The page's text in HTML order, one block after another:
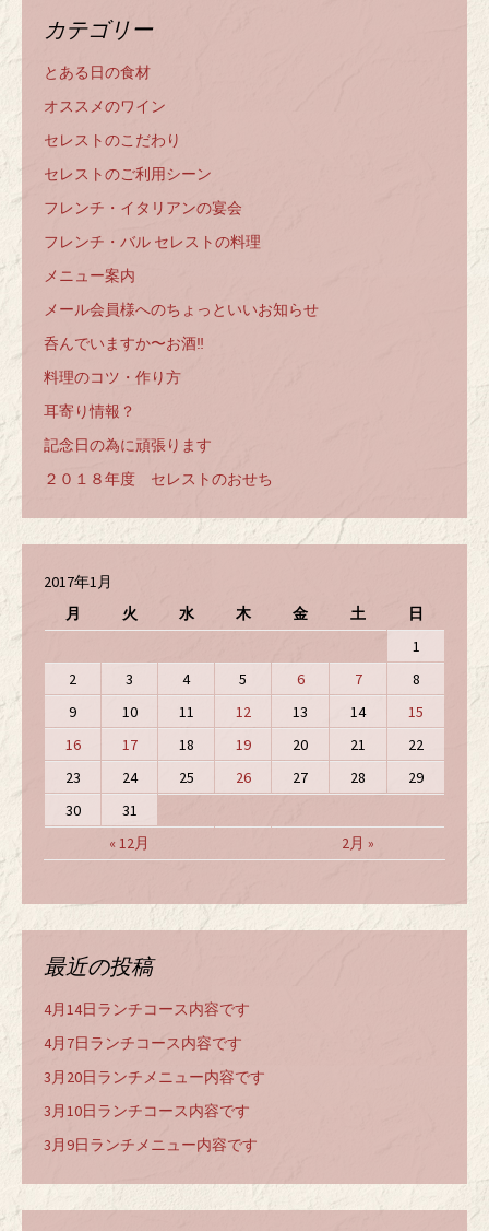
カテゴリー
とある日の食材
オススメのワイン
セレストのこだわり
セレストのご利用シーン
フレンチ・イタリアンの宴会
フレンチ・バル セレストの料理
メニュー案内
メール会員様へのちょっといいお知らせ
呑んでいますか〜お酒‼️
料理のコツ・作り方
耳寄り情報？
記念日の為に頑張ります
２０１８年度 セレストのおせち
2017年1月
月
火 水 木 金 土 日
« 12月 2月 »
1
2
3 4 5 6 7
8
9
10 11 12 13 14
15
16
17 18 19 20 21
22
23
24 25 26 27 28
29
30
31
最近の投稿
4月14日ランチコース内容です
4月7日ランチコース内容です
3月20日ランチメニュー内容です
3月10日ランチコース内容です
3月9日ランチメニュー内容です